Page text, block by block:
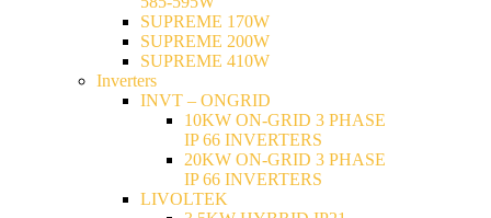
SUPREME 170W
SUPREME 200W
SUPREME 410W
Inverters
INVT – ONGRID
10KW ON-GRID 3 PHASE
IP 66 INVERTERS
20KW ON-GRID 3 PHASE
IP 66 INVERTERS
LIVOLTEK